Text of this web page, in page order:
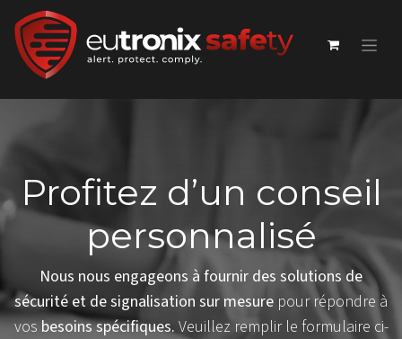
Profitez d’un conseil
personnalisé
Nous nous engageons à fournir des solutions de
sécurité et de signalisation sur mesure pour répondre à
vosbesoins spécifiques. Veuillez remplir le formulaire ci-